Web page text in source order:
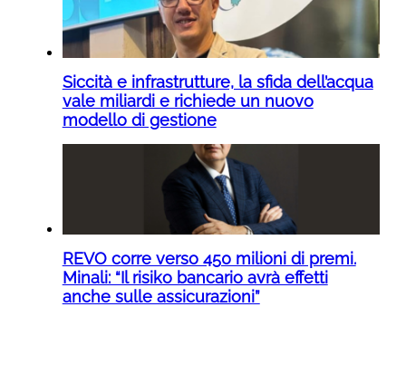
Siccità e infrastrutture, la sfida dell’acqua
vale miliardi e richiede un nuovo
modello di gestione
REVO corre verso 450 milioni di premi.
Minali: “Il risiko bancario avrà effetti
anche sulle assicurazioni”